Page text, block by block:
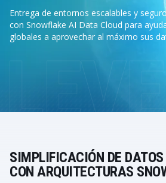
Cadena de Suministro Digital
Entrega de entornos escalables y
con Snowflake AI Data Cloud para
globales a aprovechar al máximo sus
SIMPLIFICACIÓN DE
CON ARQUITECTURAS